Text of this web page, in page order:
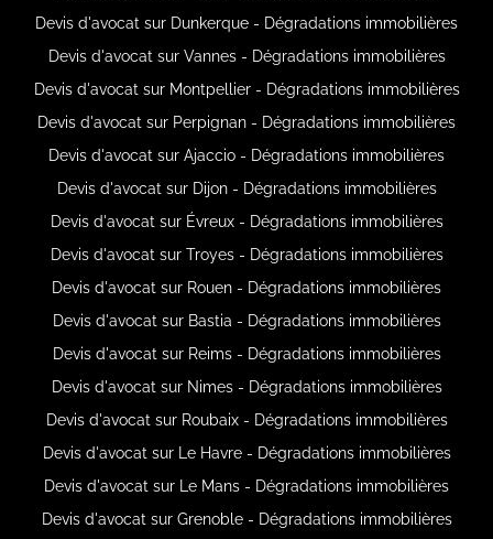
Devis d'avocat sur Dunkerque - Dégradations immobilières
Devis d'avocat sur Vannes - Dégradations immobilières
Devis d'avocat sur Montpellier - Dégradations immobilières
Devis d'avocat sur Perpignan - Dégradations immobilières
Devis d'avocat sur Ajaccio - Dégradations immobilières
Devis d'avocat sur Dijon - Dégradations immobilières
Devis d'avocat sur Évreux - Dégradations immobilières
Devis d'avocat sur Troyes - Dégradations immobilières
Devis d'avocat sur Rouen - Dégradations immobilières
Devis d'avocat sur Bastia - Dégradations immobilières
Devis d'avocat sur Reims - Dégradations immobilières
Devis d'avocat sur Nimes - Dégradations immobilières
Devis d'avocat sur Roubaix - Dégradations immobilières
Devis d'avocat sur Le Havre - Dégradations immobilières
Devis d'avocat sur Le Mans - Dégradations immobilières
Devis d'avocat sur Grenoble - Dégradations immobilières